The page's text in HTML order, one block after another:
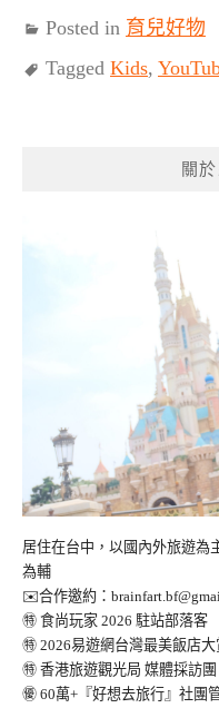
Posted in 育兒好物
Tagged Kids,
關
居住在台中，以國內外旅遊為
為輔
✉️合作邀約：
㊕ 食尚玩家 2026 駐站部落客
㊕ 2026易遊網台灣最美飯店大
㊕ 香港旅遊觀光局 媒體採訪團
㊝ 60萬+『好想去旅行』社團